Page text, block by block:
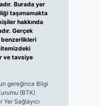
Burada yer
taşımamakta
hakkında
Gerçek
ve tavsiye
gereğince Bilgi
(BTK)
Yer Sağlayıcı